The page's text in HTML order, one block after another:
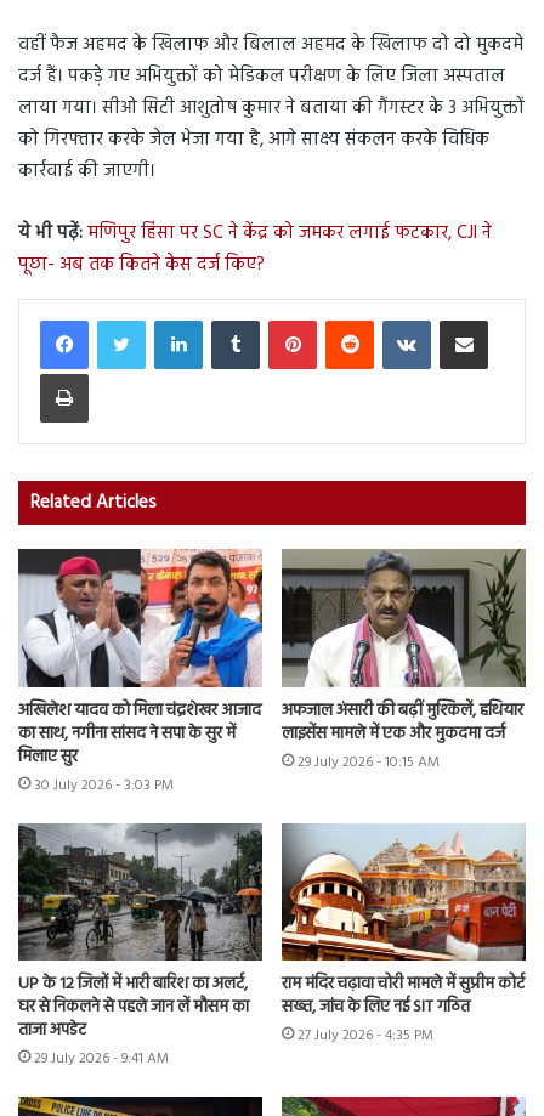
वहीं फैज अहमद के खिलाफ और बिलाल अहमद के खिलाफ दो दो मुकदमे
दर्ज हैं। पकड़े गए अभियुक्तों को मेडिकल परीक्षण के लिए जिला अस्पताल
लाया गया। सीओ सिटी आशुतोष कुमार ने बताया की गैंगस्टर के 3 अभियुक्तों
को गिरफ्तार करके जेल भेजा गया है, आगे साक्ष्य संकलन करके विधिक
कार्रवाई की जाएगी।
ये भी पढ़ें:मणिपुर हिंसा पर SC ने केंद्र को जमकर लगाई फटकार, CJI ने
पूछा- अब तक कितने केस दर्ज किए?
LinkedInTumblr PinterestReddit VKontakteShare via Email
Print
Related Articles
अखिलेश यादव को मिला चंद्रशेखर आजाद
का साथ, नगीना सांसद ने सपा के सुर में
मिलाए सुर
30 July 2026 - 3:03 PM
अफजाल अंसारी की बढ़ीं मुश्किलें, हथियार
लाइसेंस मामले में एक और मुकदमा दर्ज
29 July 2026 - 10:15 AM
UP के 12 जिलों में भारी बारिश का अलर्ट,
घर से निकलने से पहले जान लें मौसम का
ताजा अपडेट
29 July 2026 - 9:41 AM
राम मंदिर चढ़ावा चोरी मामले में सुप्रीम कोर्ट
सख्त, जांच के लिए नई SIT गठित
27 July 2026 - 4:35 PM